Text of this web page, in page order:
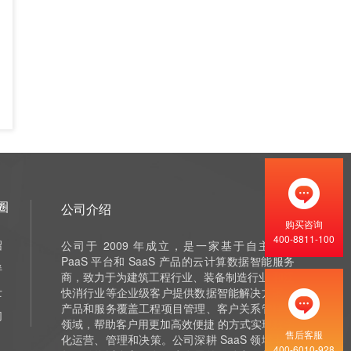
公司介绍
公司于 2009 年成立，是一家基于自主研发
PaaS 平台和 SaaS 产品的云计算数据智能服务
商，致力于为建筑工程行业、装备制造行业 和泛
快消行业等企业级客户提供数据智能解决方案，
产品和服务覆盖工程项目管理、客户关系管理等
领域，帮助客户用更加高效便捷 的方式实现数字
化运营、管理和决策。公司深耕 SaaS 领域十余
购买咨询
400-8811-100
售后客服